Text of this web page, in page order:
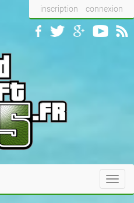
inscription connexion